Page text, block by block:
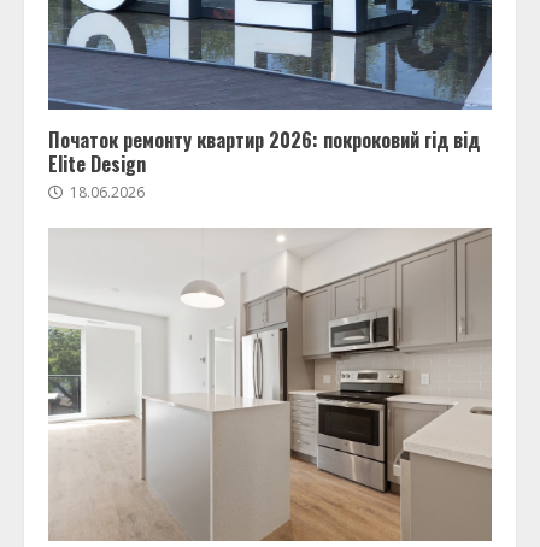
Початок ремонту квартир 2026: покроковий гід від
Elite Design
18.06.2026